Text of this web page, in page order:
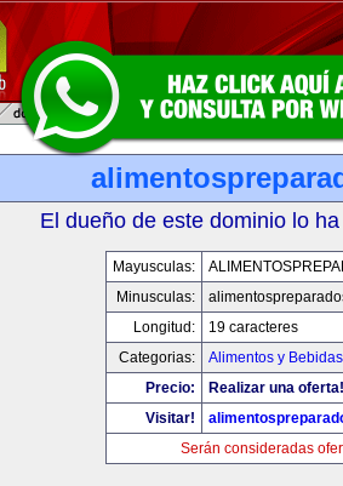
El dueño de este dominio lo
Mayusculas:
Minusculas:
Longitud:
19 caracteres
Categorias:
Alimentos y Bebidas
Precio:
Realizar una oferta!
Visitar!
Serán consideradas